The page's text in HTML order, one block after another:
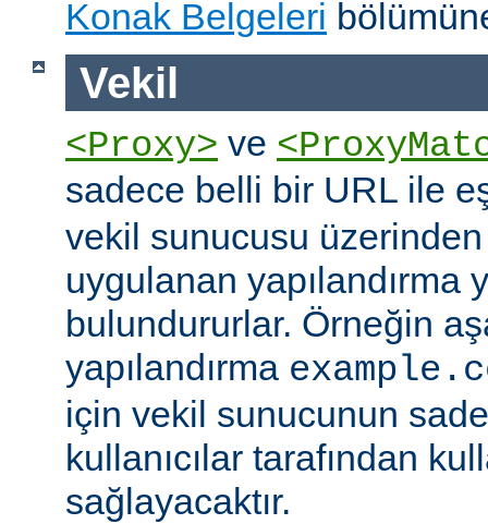
Konak Belgeleri
Vekil
<Proxy> ve
sadece belli bir URL ile
vekil sunucusu
uygulanan yapılandırma
bulundururlar. Örneğin
yapılandırma
için vekil sunucunun
kullanıcılar tarafından
sağlayacaktır.